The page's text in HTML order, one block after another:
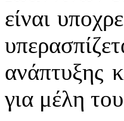
είναι
ανάπτυξης
για μέλη